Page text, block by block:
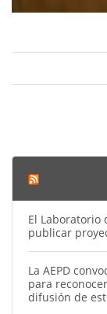
El Laboratorio
publicar
La AEPD
para
difusión de